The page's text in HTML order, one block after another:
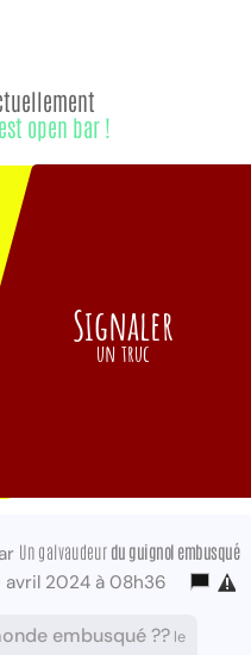
open bar !
Signaler
un truc
Un galvaudeur du guignol embusqué
2024 à 08h36
embusqué ?? le